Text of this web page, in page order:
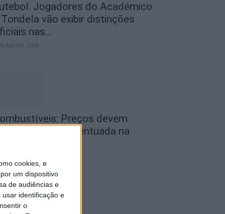
cookies, e
um dispositivo
de audiências e
identificação e
o
Jogadores do Académico
vão exibir distinções
nas...
Agosto, 2026
Preços devem
de forma acentuada na